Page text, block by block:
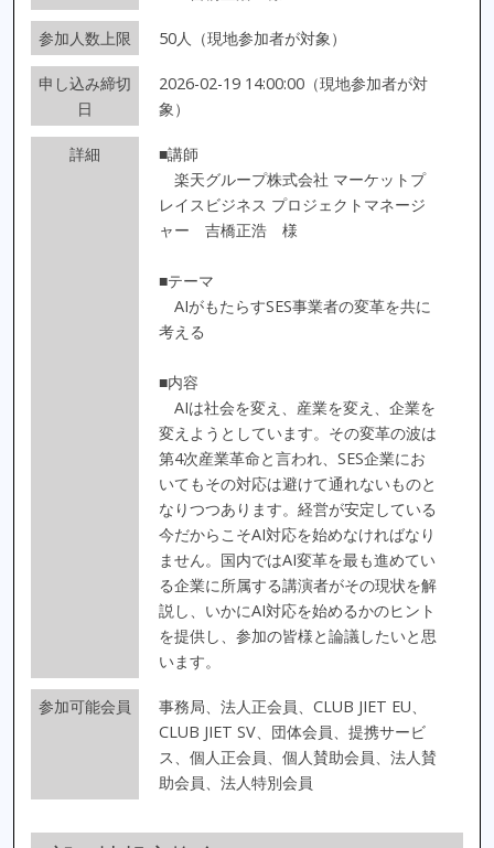
参加人数上限 50人（現地参加者が対象）
申し込み締切
日
2026-02-19 14:00:00（現地参加者が対
象）
詳細
■講師
楽天グループ株式会社 マーケットプ
レイスビジネス プロジェクトマネージ
ャー 吉橋正浩 様
■テーマ
AIがもたらすSES事業者の変革を共に
考える
■内容
AIは社会を変え、産業を変え、企業を
変えようとしています。その変革の波は
第4次産業革命と言われ、SES企業にお
いてもその対応は避けて通れないものと
なりつつあります。経営が安定している
今だからこそAI対応を始めなければなり
ません。国内ではAI変革を最も進めてい
る企業に所属する講演者がその現状を解
説し、いかにAI対応を始めるかのヒント
を提供し、参加の皆様と論議したいと思
います。
参加可能会員
事務局、法人正会員、CLUB JIET EU、
CLUB JIET SV、団体会員、提携サービ
ス、個人正会員、個人賛助会員、法人賛
助会員、法人特別会員